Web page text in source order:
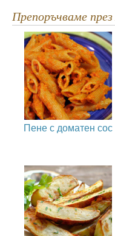
Препоръчваме
Пене с доматен сос